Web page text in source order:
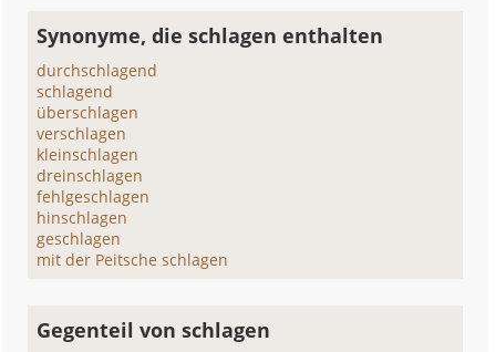
Synonyme, die schlagen enthalten
durchschlagend
schlagend
überschlagen
verschlagen
kleinschlagen
dreinschlagen
fehlgeschlagen
hinschlagen
geschlagen
mit der Peitsche schlagen
Gegenteil von schlagen